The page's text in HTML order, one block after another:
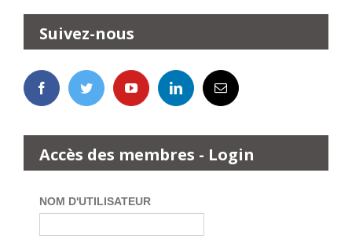
Suivez-nous
Accès des membres - Login
NOM D'UTILISATEUR